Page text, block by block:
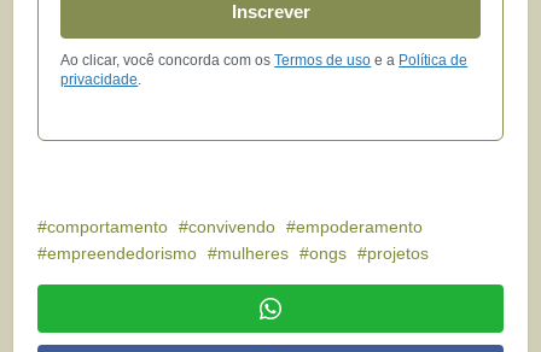
Inscrever
Ao clicar, você concorda com osTermos de uso e a Política de
privacidade
comportamento convivendo
empoderamento
empreendedorismo
mulheres ongs projetos